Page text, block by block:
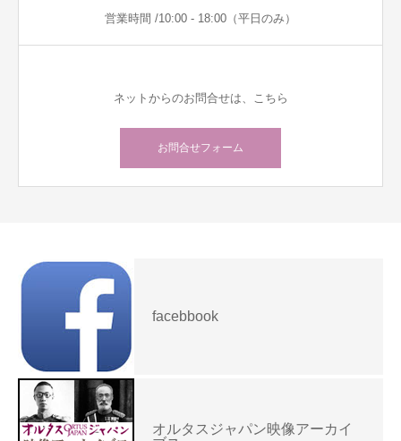
営業時間 /10:00 - 18:00（平日のみ）
ネットからのお問合せは、こちら
お問合せフォーム
facebbook
オルタスジャパン映像アーカイ